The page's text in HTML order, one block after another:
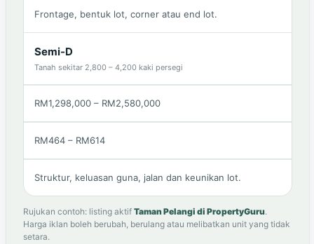
Frontage, bentuk lot, corner atau end lot.
Semi-D
Tanah sekitar 2,800 – 4,200 kaki persegi
RM1,298,000 – RM2,580,000
RM464 – RM614
Struktur, keluasan guna, jalan dan keunikan lot.
Rujukan contoh: listing aktif Taman Pelangi di PropertyGuru.
Harga iklan boleh berubah, berulang atau melibatkan unit yang tidak
setara.